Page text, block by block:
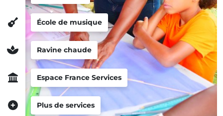
École de musique
Ravine chaude
Espace France Services
Plus de services